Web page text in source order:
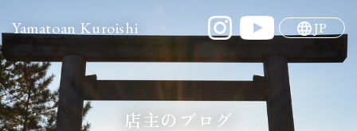
Yamatoan Kuroishi JP
店主のブログ